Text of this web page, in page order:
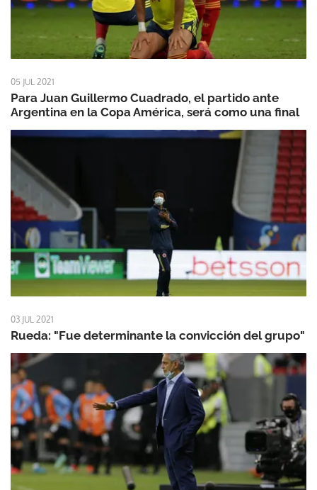
05 JUL 2021
Para Juan Guillermo Cuadrado, el partido ante
Argentina en la Copa América, será como una final
03 JUL 2021
Rueda: "Fue determinante la convicción del grupo"